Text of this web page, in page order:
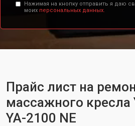
Нажимая на кнопку отправить я даю
моих персональных данных.
Прайс лист на
массажного кресла
YA-2100 NE